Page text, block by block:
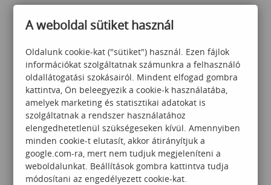
PowerBI középhaladó
100 000Ft
A weboldal sütiket használ
Oldalunk cookie-kat ("sütiket") használ. Ezen fájlok
információkat szolgáltatnak számunkra a felhasználó
oldallátogatási szokásairól. Mindent elfogad gombra
kattintva, Ön beleegyezik a cookie-k használatába,
amelyek marketing és statisztikai adatokat is
szolgáltatnak a rendszer használatához
elengedhetetlenül szükségeseken kívül. Amennyiben
minden cookie-t elutasít, akkor átirányítjuk a
google.com-ra, mert nem tudjuk megjeleníteni a
weboldalunkat. Beállítások gombra kattintva tudja
módosítani az engedélyezett cookie-kat.